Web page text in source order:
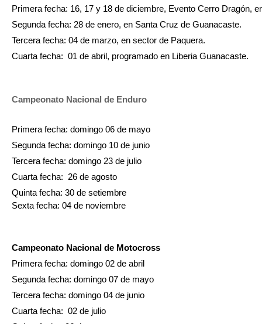
Primera fecha: 16, 17 y 18 de diciembre, Evento Cerro Dragón,
Segunda fecha: 28 de enero, en Santa Cruz de Guanacaste.
Tercera fecha: 04 de marzo, en sector de Paquera.
Cuarta fecha:  01 de abril, programado en Liberia Guanacaste.
Campeonato Nacional de Enduro
Primera fecha: domingo 06 de mayo
Segunda fecha: domingo 10 de junio
Tercera fecha: domingo 23 de julio
Cuarta fecha:  26 de agosto
Quinta fecha: 30 de setiembre
Sexta fecha: 04 de noviembre
Campeonato Nacional de Motocross
Primera fecha: domingo 02 de abril
Segunda fecha: domingo 07 de mayo
Tercera fecha: domingo 04 de junio
Cuarta fecha:  02 de julio